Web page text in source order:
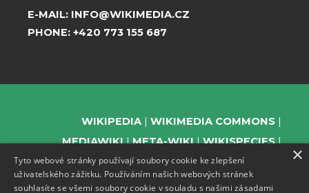
E-MAIL: INFO@WIKIMEDIA.CZ
PHONE: +420 773 155 687
WIKIPEDIA
WIKIMEDIA COMMONS
MEDIAWIKI
META-WIKI
WIKISPECIES
WIKIBOOKS
WIKIDATA
WIKIMANIA
WIKINEWS
WIKIQUOTE WIKISOURCE
×
Tyto webové stránky používají soubory cookie ke zlepšení
uživatelského zážitku. Používáním našich webových stránek
souhlasíte se všemi soubory cookie v souladu s našimi zásadami